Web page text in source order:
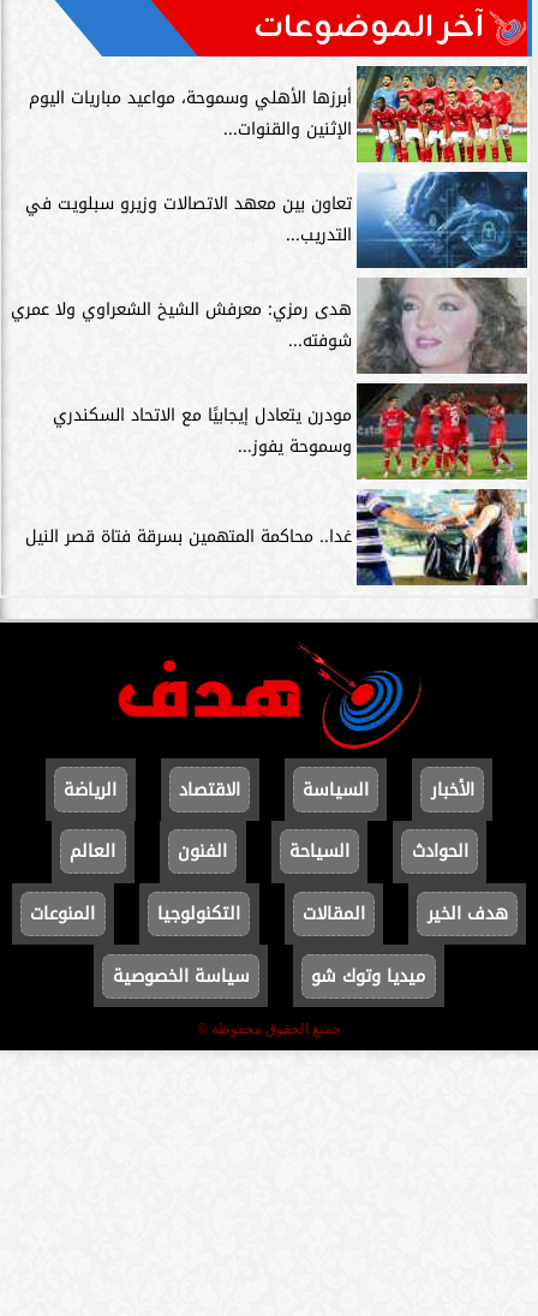
آخر الموضوعات
أبرزها الأهلي وسموحة، مواعيد مباريات اليوم
الإثنين والقنوات...
تعاون بين معهد الاتصالات وزيرو سبلويت في
التدريب...
هدى رمزي: معرفش الشيخ الشعراوي ولا عمري
شوفته...
مودرن يتعادل إيجابيًا مع الاتحاد السكندري
وسموحة يفوز...
غدا.. محاكمة المتهمين بسرقة فتاة قصر النيل
الأخبار السياسة الاقتصاد
الرياضة
الحوادث
السياحة الفنون
العالم
هدف الخير
المقالات التكنولوجيا
المنوعات
ميديا وتوك شو
سياسة الخصوصية
جميع الحقوق محفوظة ©